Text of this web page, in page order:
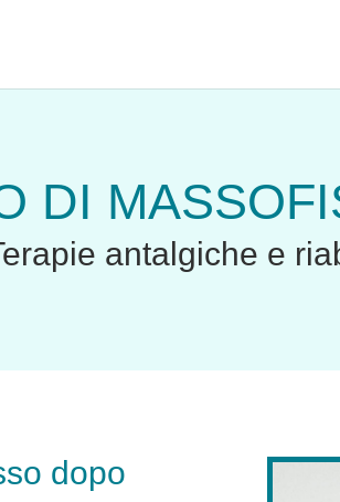
DI
antalgiche e
dopo